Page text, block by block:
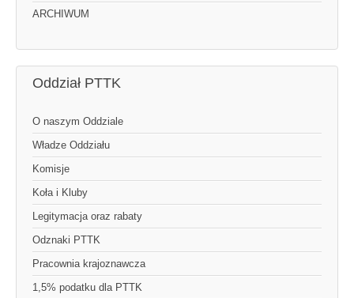
ARCHIWUM
Oddział PTTK
O naszym Oddziale
Władze Oddziału
Komisje
Koła i Kluby
Legitymacja oraz rabaty
Odznaki PTTK
Pracownia krajoznawcza
1,5% podatku dla PTTK